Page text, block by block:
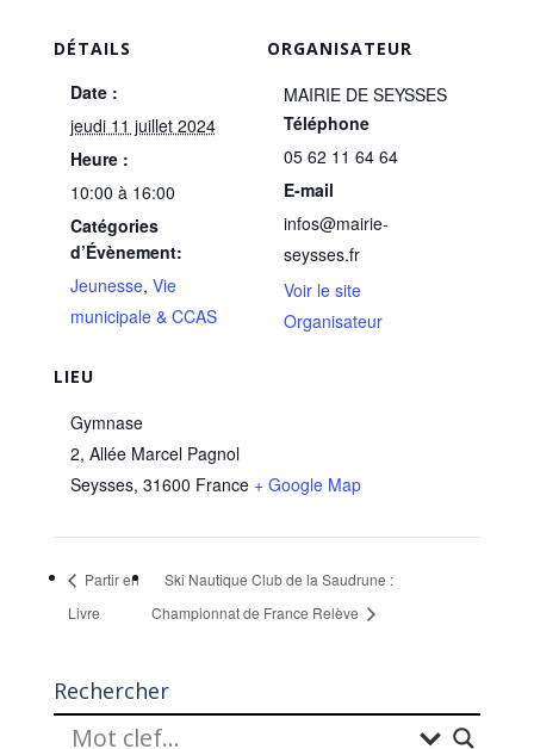
DÉTAILS
Date :
jeudi 11 juillet 2024
Heure :
10:00 à 16:00
Catégories
d’Évènement:
Jeunesse, Vie
municipale & CCAS
LIEU
Gymnase
2, Allée Marcel Pagnol
Seysses, 31600 France + Google Map
ORGANISATEUR
MAIRIE DE SEYSSES
Téléphone
05 62 11 64 64
E-mail
infos@mairie-
seysses.fr
Voir le site
Organisateur
Partir en
Livre
Ski Nautique Club de la Saudrune :
Championnat de France Relève
Rechercher